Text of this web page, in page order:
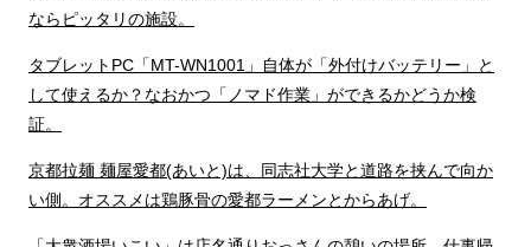
ならピッタリの施設。
タブレットPC「MT-WN1001」自体が「外付けバッテリー」と
して使えるか？なおかつ「ノマド作業」ができるかどうか検
証。
京都拉麺 麺屋愛都(あいと)は、同志社大学と道路を挟んで向か
い側。オススメは鶏豚骨の愛都ラーメンとからあげ。